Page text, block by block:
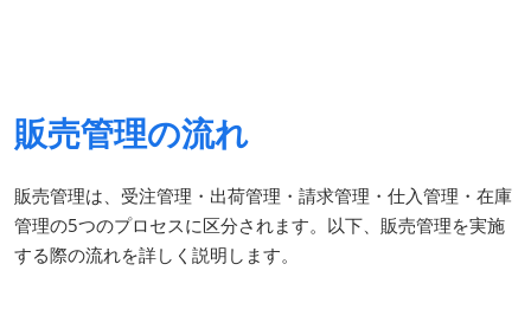
販売管理の流れ
販売管理は、受注管理・出荷管理・請求管理・仕入管理・在庫
管理の5つのプロセスに区分されます。以下、販売管理を実施
する際の流れを詳しく説明します。